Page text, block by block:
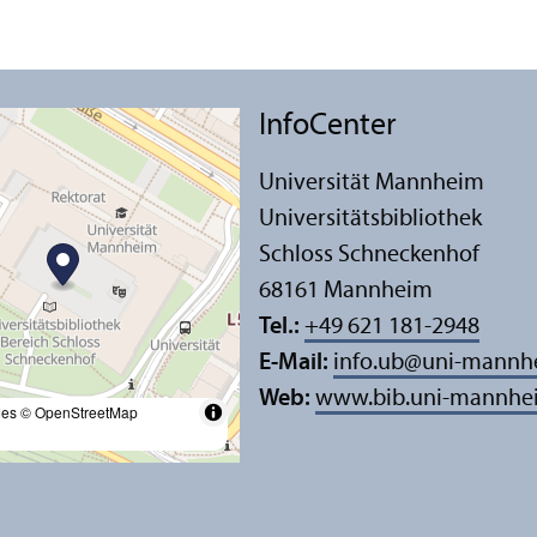
© OpenStreetMap
InfoCenter
Universität Mannheim
Universitäts­bibliothek
Schloss Schneckenhof
68161 Mannheim
Tel.: +49 621 181-2948
E-Mail: info.ub@uni-
Web: www.bib.uni-